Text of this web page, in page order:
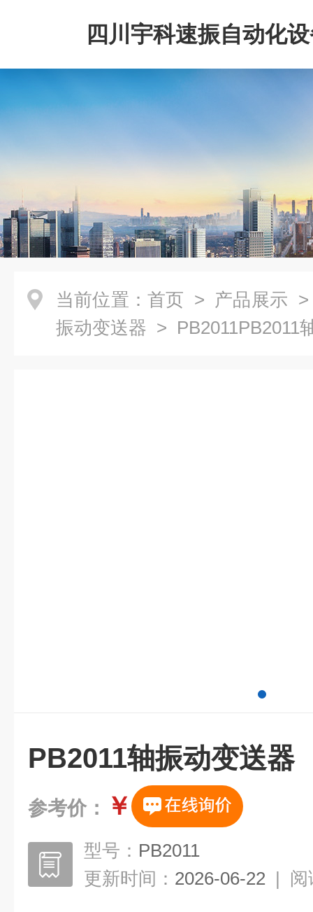
四川宇科速振自动化
公司
当前位置： 首页 > 产品展示
振动变送器 > PB2011PB2011
PB2011轴振动变送器
参考价： ￥
型号： PB2011
更新时间： 2026-06-22 | 阅